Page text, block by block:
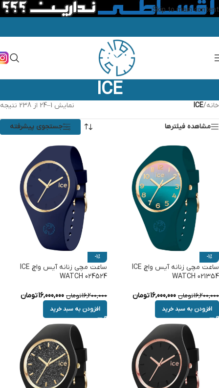
Skip to main content
ICE
خانه/
ICE نمایش 1–24 از 238 نتیجه
مشاهده فیلترها جستجوی پیشرفته
-1%
ساعت مچی زنانه آیس واچ ICE
WATCH 021354
16,200,000تومان 16,000,000تومان
افزودن به سبد خرید
-1%
ساعت مچی زنانه آیس واچ ICE
WATCH 024524
16,200,000تومان 16,000,000تومان
افزودن به سبد خرید